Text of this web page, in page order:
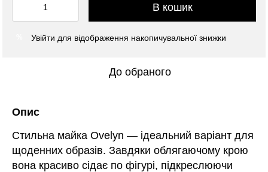
В кошик
Увійти для відображення накопичувальної знижки
До обраного
Опис
Стильна майка Ovelyn — ідеальний варіант для
щоденних образів. Завдяки облягаючому крою
вона красиво сідає по фігурі, підкреслюючи